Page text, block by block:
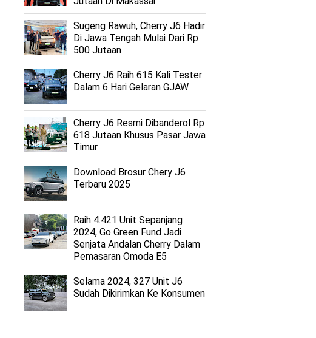
Sugeng Rawuh, Cherry J6 Hadir
Di Jawa Tengah Mulai Dari Rp
500 Jutaan
Cherry J6 Raih 615 Kali Tester
Dalam 6 Hari Gelaran GJAW
Cherry J6 Resmi Dibanderol Rp
618 Jutaan Khusus Pasar Jawa
Timur
Download Brosur Chery J6
Terbaru 2025
Raih 4.421 Unit Sepanjang
2024, Go Green Fund Jadi
Senjata Andalan Cherry Dalam
Pemasaran Omoda E5
Selama 2024, 327 Unit J6
Sudah Dikirimkan Ke Konsumen